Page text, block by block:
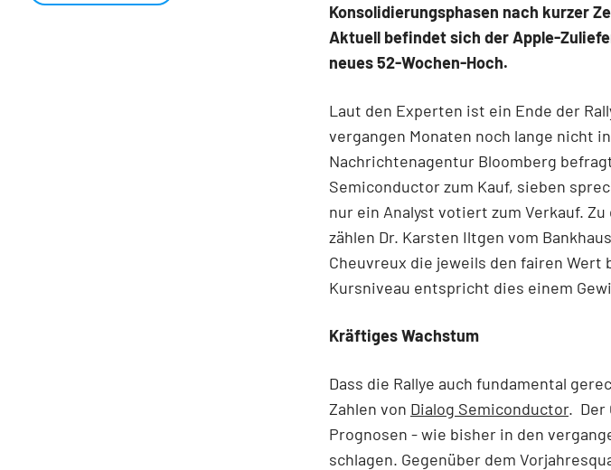
Konsolidierungsphasen nach kurzer
Aktuell befindet sich der Apple-
neues 52-Wochen-Hoch.
Laut den Experten ist ein Ende der
vergangen Monaten noch lange nicht
Nachrichtenagentur Bloomberg
Semiconductor zum Kauf, sieben
nur ein Analyst votiert zum Verkauf.
zählen Dr. Karsten Iltgen vom
Cheuvreux die jeweils den fairen Wert
Kursniveau entspricht dies einem
Kräftiges Wachstum
Dass die Rallye auch fundamental
Zahlen von Dialog Semiconductor. Der
Prognosen - wie bisher in den
schlagen. Gegenüber dem